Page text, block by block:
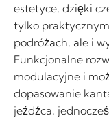
estetyce, dzięki
tylko
podróżach, ale i
Funkcjonalne
modulacyjne i
dopasowanie
jeźdźca,